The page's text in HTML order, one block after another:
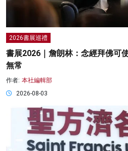
2026書展巡禮
書展2026｜詹朗林：念經拜佛可
無常
作者: 本社編輯部
2026-08-03